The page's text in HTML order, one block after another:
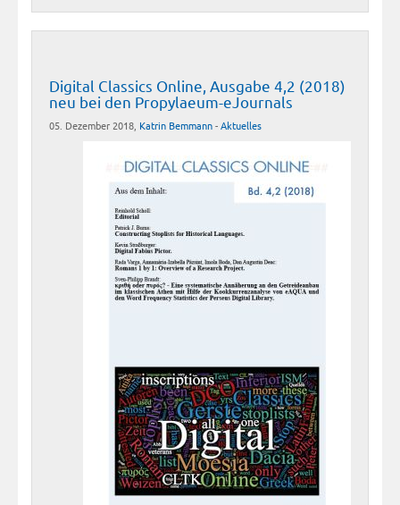
Digital Classics Online, Ausgabe 4,2 (2018)
neu bei den Propylaeum-eJournals
05. Dezember 2018, Katrin Bemmann-Aktuelles